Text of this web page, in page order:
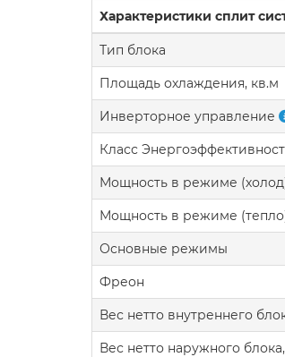
Характеристики сплит
Тип блока
Площадь охлаждения, кв.м
Инверторное управление
Класс
Мощность в режиме
Мощность в режиме
Основные режимы
Фреон
Вес нетто внутреннего
Вес нетто наружного